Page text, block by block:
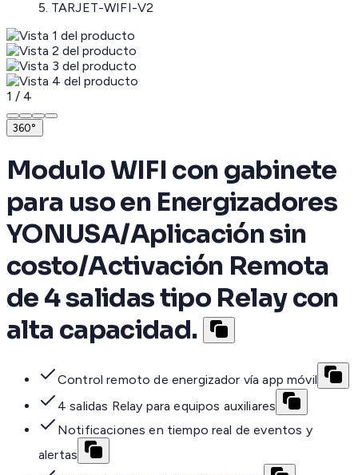
TARJET-WIFI-V2
1 / 4
360°
Modulo WIFI con gabinete
para uso en Energizadores
YONUSA/Aplicación sin
costo/Activación Remota
de 4 salidas tipo Relay con
alta capacidad.
Control remoto de energizador vía app móvil
4 salidas Relay para equipos auxiliares
Notificaciones en tiempo real de eventos y
alertas